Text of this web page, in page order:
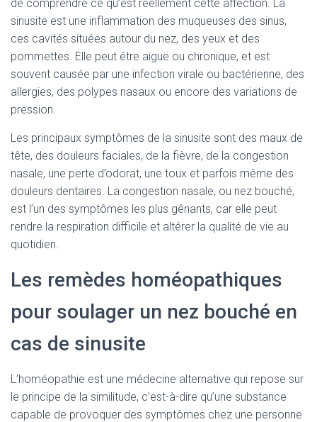
de comprendre ce qu’est réellement cette affection. La
sinusite est une inflammation des muqueuses des sinus,
ces cavités situées autour du nez, des yeux et des
pommettes. Elle peut être aiguë ou chronique, et est
souvent causée par une infection virale ou bactérienne, des
allergies, des polypes nasaux ou encore des variations de
pression.
Les principaux symptômes de la sinusite sont des maux de
tête, des douleurs faciales, de la fièvre, de la congestion
nasale, une perte d’odorat, une toux et parfois même des
douleurs dentaires. La congestion nasale, ou nez bouché,
est l’un des symptômes les plus gênants, car elle peut
rendre la respiration difficile et altérer la qualité de vie au
quotidien.
Les remèdes homéopathiques
pour soulager un nez bouché en
cas de sinusite
L’homéopathie est une médecine alternative qui repose sur
le principe de la similitude, c’est-à-dire qu’une substance
capable de provoquer des symptômes chez une personne